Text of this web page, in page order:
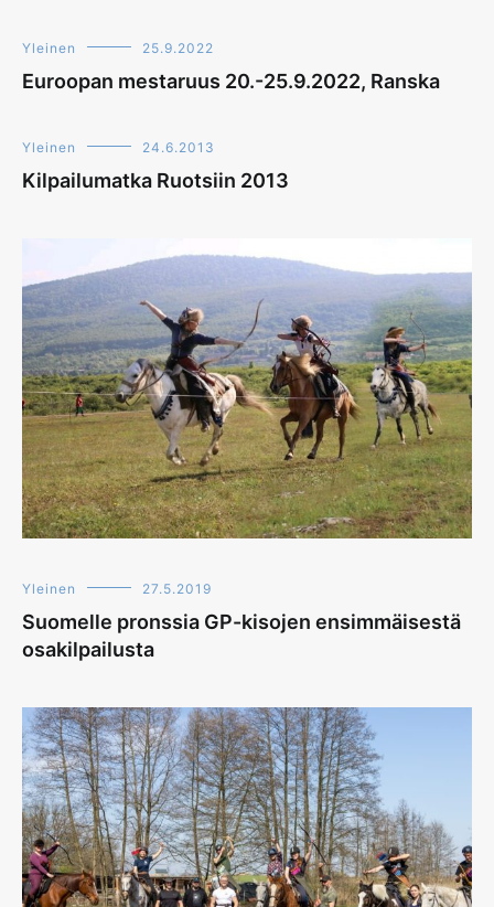
Yleinen 25.9.2022
Euroopan mestaruus 20.-25.9.2022, Ranska
Yleinen 24.6.2013
Kilpailumatka Ruotsiin 2013
Yleinen 27.5.2019
Suomelle pronssia GP-kisojen ensimmäisestä
osakilpailusta